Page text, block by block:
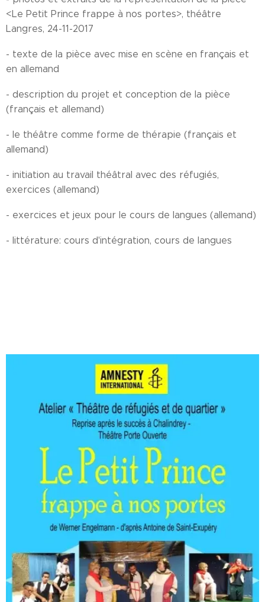
<Le Petit Prince frappe à nos portes>, théâtre
Langres, 24-11-2017
- texte de la pièce avec mise en scène en français et
en allemand
- description du projet et conception de la pièce
(français et allemand)
- le théâtre comme forme de thérapie (français et
allemand)
- initiation au travail théâtral avec des réfugiés,
exercices (allemand)
- exercices et jeux pour le cours de langues (allemand)
- littérature: cours d'intégration, cours de langues